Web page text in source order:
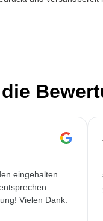
eingehalten
Vielen Dank.